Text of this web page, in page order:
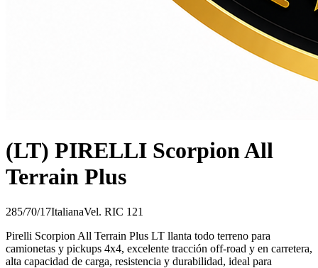
(LT) PIRELLI Scorpion All
Terrain Plus
285/70/17ItalianaVel. RIC 121
Pirelli Scorpion All Terrain Plus LT llanta todo terreno para
camionetas y pickups 4x4, excelente tracción off-road y en carretera,
alta capacidad de carga, resistencia y durabilidad, ideal para